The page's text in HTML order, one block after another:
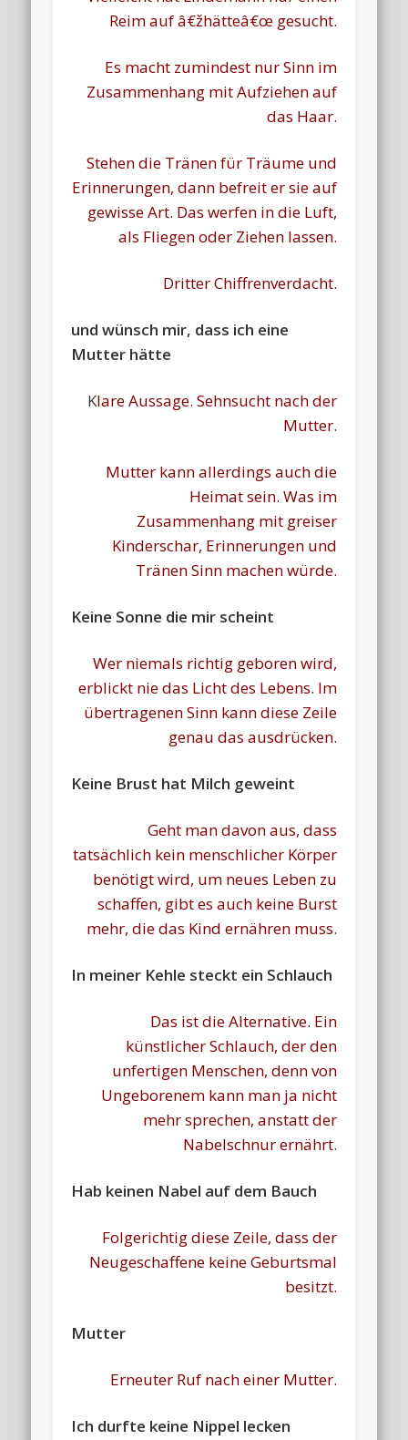
Reim auf â€žhätteâ€œ gesucht.
Es macht zumindest nur Sinn im
Zusammenhang mit Aufziehen auf
das Haar.
Stehen die Tränen für Träume und
Erinnerungen, dann befreit er sie auf
gewisse Art. Das werfen in die Luft,
als Fliegen oder Ziehen lassen.
Dritter Chiffrenverdacht.
und wünsch mir, dass ich eine
Mutter hätte
Klare Aussage. Sehnsucht nach der
Mutter.
Mutter kann allerdings auch die
Heimat sein. Was im
Zusammenhang mit greiser
Kinderschar, Erinnerungen und
Tränen Sinn machen würde.
Keine Sonne die mir scheint
Wer niemals richtig geboren wird,
erblickt nie das Licht des Lebens. Im
übertragenen Sinn kann diese Zeile
genau das ausdrücken.
Keine Brust hat Milch geweint
Geht man davon aus, dass
tatsächlich kein menschlicher Körper
benötigt wird, um neues Leben zu
schaffen, gibt es auch keine Burst
mehr, die das Kind ernähren muss.
In meiner Kehle steckt ein Schlauch
Das ist die Alternative. Ein
künstlicher Schlauch, der den
unfertigen Menschen, denn von
Ungeborenem kann man ja nicht
mehr sprechen, anstatt der
Nabelschnur ernährt.
Hab keinen Nabel auf dem Bauch
Folgerichtig diese Zeile, dass der
Neugeschaffene keine Geburtsmal
besitzt.
Mutter
Erneuter Ruf nach einer Mutter.
Ich durfte keine Nippel lecken